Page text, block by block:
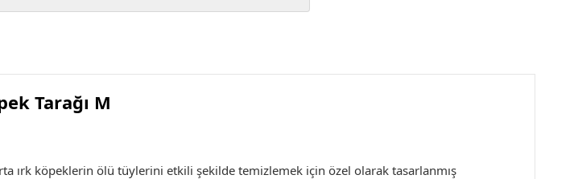
Tarağı M
ırk köpeklerin ölü tüylerini etkili şekilde temizlemek için özel olarak tasarlanmış